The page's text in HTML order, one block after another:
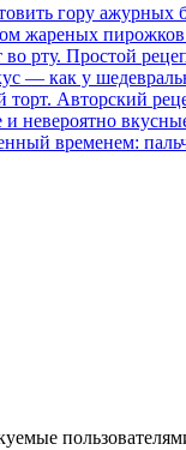
гору ажурных
жареных
рту. Простой
— как у
Авторский
невероятно
временем: